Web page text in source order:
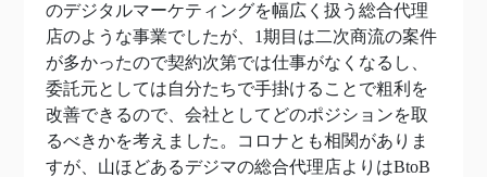
のデジタルマーケティングを幅広く扱う総合代理
店のような事業でしたが、1期目は二次商流の案件
が多かったので契約次第では仕事がなくなるし、
委託元としては自分たちで手掛けることで粗利を
改善できるので、会社としてどのポジションを取
るべきかを考えました。コロナとも相関がありま
すが、山ほどあるデジマの総合代理店よりはBtoB